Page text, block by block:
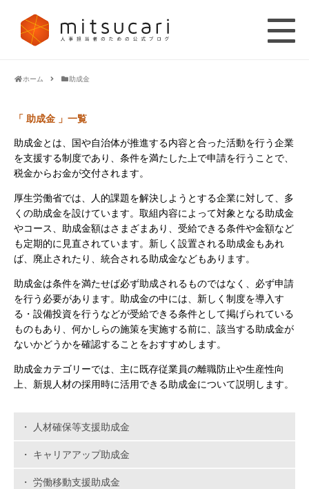
ホーム 助成金
「 助成金 」一覧
助成金とは、国や自治体が推進する内容と合った活動を行う企業
を支援する制度であり、条件を満たした上で申請を行うことで、
税金からお金が交付されます。
厚生労働省では、人的課題を解決しようとする企業に対して、多
くの助成金を設けています。取組内容によって対象となる助成金
やコース、助成金額はさまざまあり、受給できる条件や金額など
も定期的に見直されています。新しく設置される助成金もあれ
ば、廃止されたり、統合される助成金などもあります。
助成金は条件を満たせば必ず助成されるものではなく、必ず申請
を行う必要があります。助成金の中には、新しく制度を導入す
る・設備投資を行うなどが受給できる条件として掲げられている
ものもあり、何かしらの施策を実施する前に、該当する助成金が
ないかどうかを確認することをおすすめします。
助成金カテゴリーでは、主に既存従業員の離職防止や生産性向
上、新規人材の採用時に活用できる助成金について説明します。
人材確保等支援助成金
キャリアアップ助成金
労働移動支援助成金